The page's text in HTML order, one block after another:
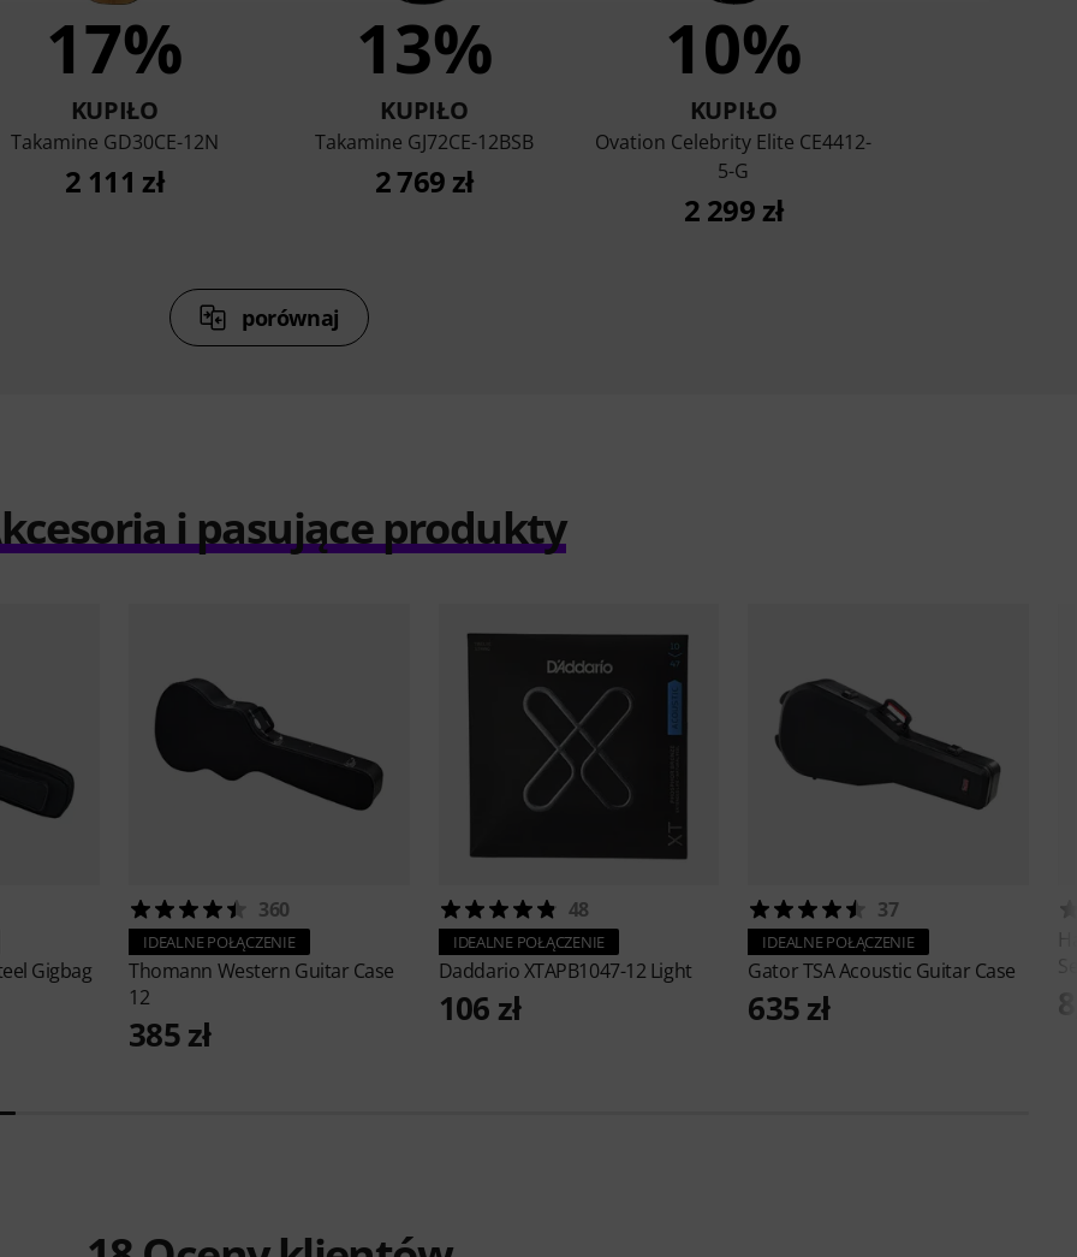
17%
KUPIŁO
Takamine GD30CE-12N
2 111 zł
13%
KUPIŁO
Takamine GJ72CE-12BSB
2 769 zł
10%
KUPIŁO
Ovation Celebrity Elite CE4412-
5-G
2 299 zł
porównaj
i pasujące produkty
Gigbag
360
IDEALNE POŁĄCZENIE
Thomann Western Guitar Case
12
385 zł
48
IDEALNE POŁĄCZENIE
DaddarioXTAPB1047-12 Light
106 zł
37
IDEALNE POŁĄCZENIE
GatorTSA Acoustic Guitar Case
635 zł